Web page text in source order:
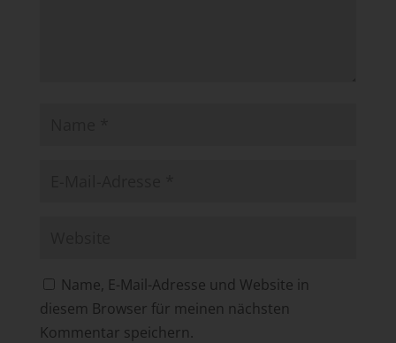
Name, E-Mail-Adresse und Website in
diesem Browser für meinen nächsten
Kommentar speichern.